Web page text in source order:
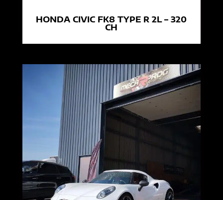
HONDA CIVIC FK8 TYPE R 2L – 320
CH